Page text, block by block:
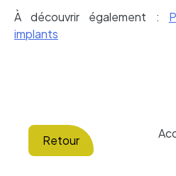
À découvrir également :
implants
Retour